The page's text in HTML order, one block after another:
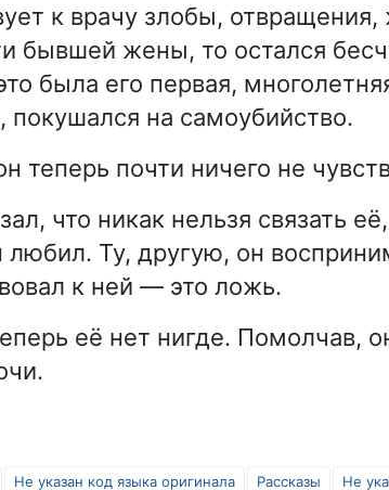
к врачу злобы,
бывшей жены, то остался
была его первая,
покушался на самоубийство.
теперь почти ничего не
что никак нельзя связать
любил. Ту, другую, он
к ней — это ложь.
её нет нигде. Помолчав,
Не указан код языка оригинала Рассказы Не